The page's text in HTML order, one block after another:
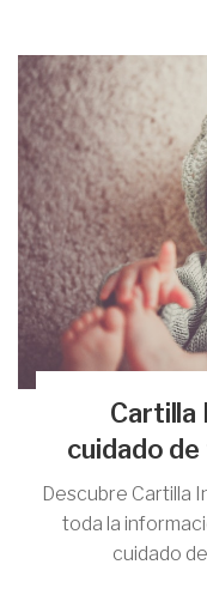
Cartilla
cuidado
Descubre Cartilla
toda la
cuidado